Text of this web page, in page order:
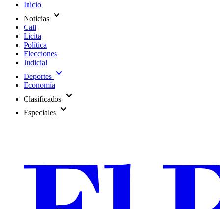
Inicio
Noticias expand_more
Cali
Licita
Política
Elecciones
Judicial
Deportes expand_more
Economía
Clasificados expand_more
Especiales expand_more